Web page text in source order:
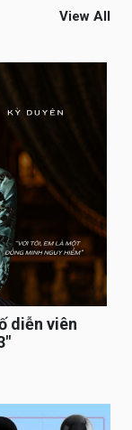
View All
diễn viên